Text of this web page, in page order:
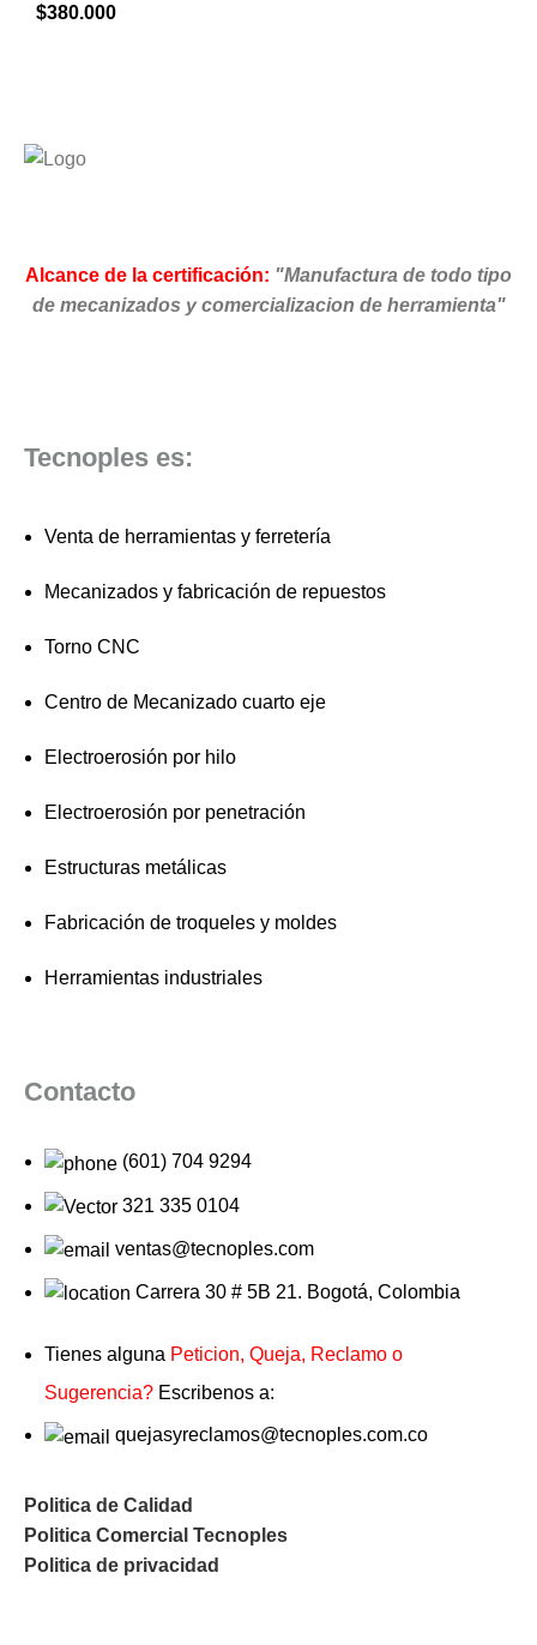
$380.000
Alcance de la certificación: "Manufactura de todo tipo
de mecanizados y comercializacion de herramienta"
Tecnoples es:
Venta de herramientas y ferretería
Mecanizados y fabricación de repuestos
Torno CNC
Centro de Mecanizado cuarto eje
Electroerosión por hilo
Electroerosión por penetración
Estructuras metálicas
Fabricación de troqueles y moldes
Herramientas industriales
Contacto
(601) 704 9294
321 335 0104
ventas@tecnoples.com
Carrera 30 # 5B 21. Bogotá, Colombia
Tienes alguna Peticion, Queja, Reclamo o
Sugerencia? Escribenos a:
quejasyreclamos@tecnoples.com.co
Politica de Calidad
Politica Comercial Tecnoples
Politica de privacidad